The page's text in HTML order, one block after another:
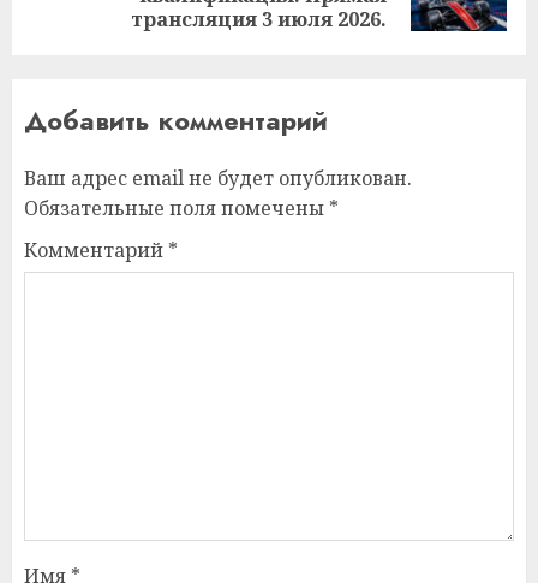
трансляция 3 июля 2026.
Добавить комментарий
Ваш адрес email не будет опубликован.
Обязательные поля помечены *
Комментарий *
Имя *